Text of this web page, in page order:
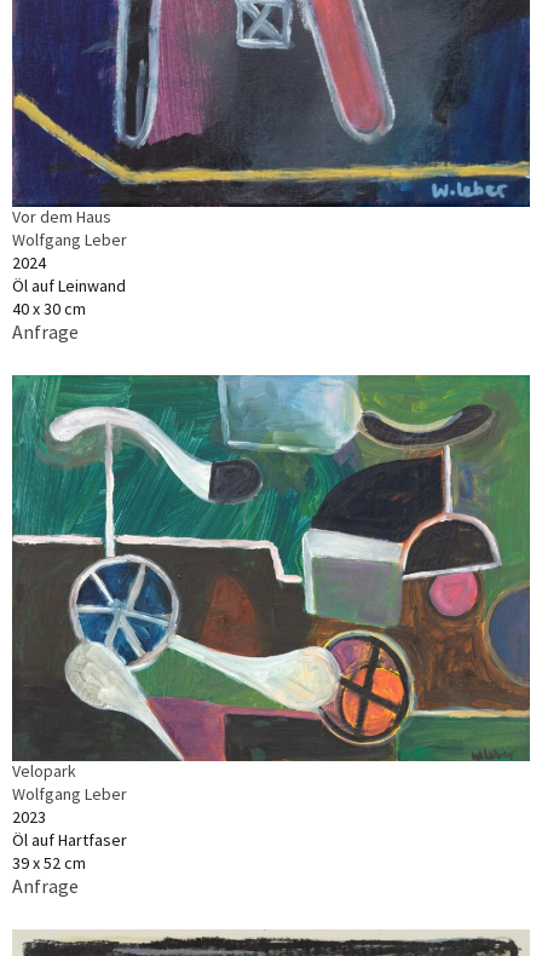
Vor dem Haus
Wolfgang Leber
2024
Öl auf Leinwand
40 x 30 cm
Anfrage
Velopark
Wolfgang Leber
2023
Öl auf Hartfaser
39 x 52 cm
Anfrage